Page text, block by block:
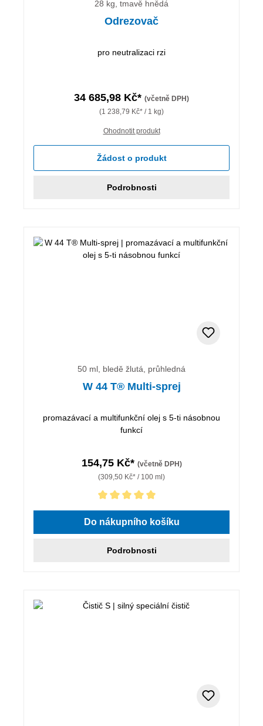
28 kg, tmavě hnědá
Odrezovač
pro neutralizaci rzi
34 685,98 Kč* (včetně DPH)
(1 238,79 Kč* / 1 kg)
Ohodnotit produkt
Žádost o produkt
Podrobnosti
50 ml, bledě žlutá, průhledná
W 44 T® Multi-sprej
promazávací a multifunkční olej s 5-ti násobnou
funkcí
154,75 Kč* (včetně DPH)
(309,50 Kč* / 100 ml)
Průměrné hodnocení 5 z 5 hvězd
Do nákupního košíku
Podrobnosti